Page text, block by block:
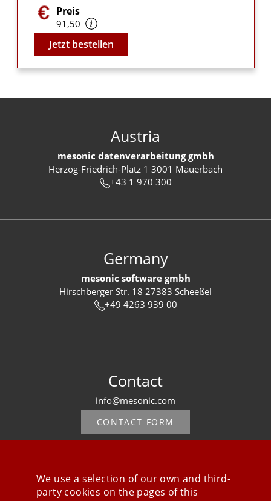
Preis
91,50
Video
Jetzt bestellen
Austria
mesonic datenverarbeitung gmbh
Herzog-Friedrich-Platz 1 3001 Mauerbach
+43 1 970 300
Germany
mesonic software gmbh
Hirschberger Str. 18 27383 Scheeßel
+49 4263 939 00
Contact
info@mesonic.com
CONTACT FORM
We use a selection of our own and third-
party cookies on the pages of this